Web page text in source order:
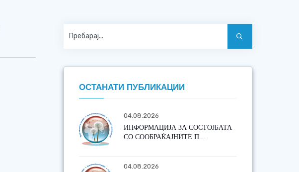
ОСТАНАТИ ПУБЛИКАЦИИ
04.08.2026
ИНФОРМАЦИЈА ЗА СОСТОЈБАТА
СО СООБРАЌАЈНИТЕ П...
04.08.2026